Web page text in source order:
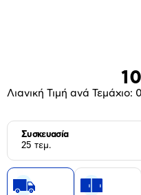
Λιανική Τιμή ανά Τεμάχιο:
Συσκευασία
25 τεμ.